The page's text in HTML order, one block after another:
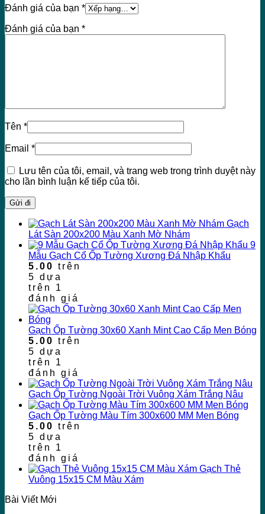
Đánh giá của bạn *
Đánh giá của bạn *
Tên *
Email *
Lưu tên của tôi, email, và trang web trong trình duyệt này
cho lần bình luận kế tiếp của tôi.
Gạch
Lát Sàn 200x200 Màu Xanh Mờ Nhám
9
Mẫu Gạch Cổ Ốp Tường Xương Đá Nhập Khẩu
5.00 trên
5 dựa
trên 1
đánh giá
Gạch Ốp Tường 30x60 Xanh Mint Cao Cấp Men Bóng
5.00 trên
5 dựa
trên 1
đánh giá
Gạch Ốp Tường Ngoài Trời Vuông Xám Trắng Nâu
Gạch Ốp Tường Màu Tím 300x600 MM Men Bóng
5.00 trên
5 dựa
trên 1
đánh giá
Gạch Thẻ
Vuông 15x15 CM Màu Xám
Bài Viết Mới